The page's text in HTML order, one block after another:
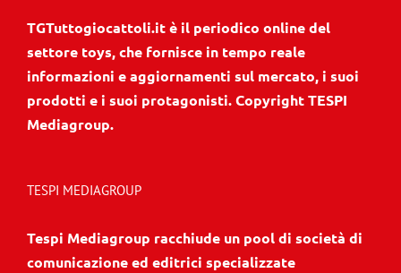
TGTuttogiocattoli.it è il periodico online del
settore toys, che fornisce in tempo reale
informazioni e aggiornamenti sul mercato, i suoi
prodotti e i suoi protagonisti. Copyright TESPI
Mediagroup.
TESPI MEDIAGROUP
Tespi Mediagroup racchiude un pool di società di
comunicazione ed editrici specializzate